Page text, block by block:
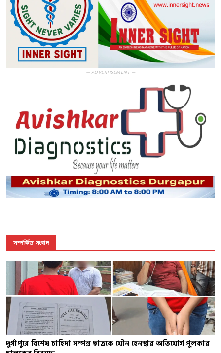
— ADVERTISEMENT —
সম্পর্কিত সংবাদ
দুর্গাপুরে বিশেষ চাহিদা সম্পন্ন ছাত্রকে যৌন হেনস্থার অভিযোগ পুলকার